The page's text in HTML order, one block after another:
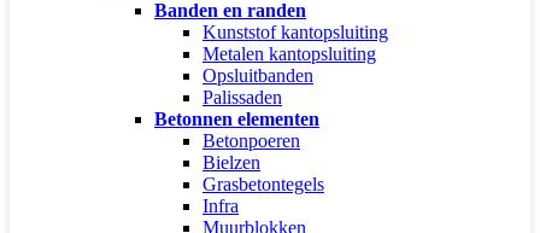
Banden en randen
Kunststof kantopsluiting
Metalen kantopsluiting
Opsluitbanden
Palissaden
Betonnen elementen
Betonpoeren
Bielzen
Grasbetontegels
Infra
Muurblokken